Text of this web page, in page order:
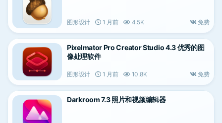
图形设计 1 月前 4.5K 免费
Pixelmator Pro Creator Studio 4.3 优秀的图
像处理软件
图形设计 1 月前 10.8K 免费
Darkroom 7.3 照片和视频编辑器